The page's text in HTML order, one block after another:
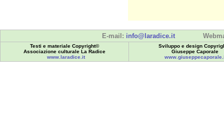
E-mail: info@laradice.it
Testi e materiale Copyright©
Associazione culturale La Radice
www.laradice.it
Sviluppo e design
Giuseppe Caporale